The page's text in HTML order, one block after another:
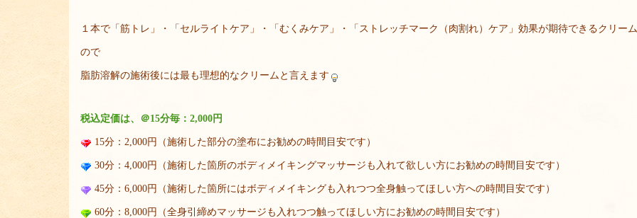
１本で「筋トレ」・「セルライトケア」・「むくみケア」・「ストレッチマーク（肉割れ）ケア」効果が期待できるクリー
ので
脂肪溶解の施術後には最も理想的なクリームと言えます
税込定価は、＠15分毎：2,000円
15分：2,000円（施術した部分の塗布にお勧めの時間目安です）
30分：4,000円（施術した箇所のボディメイキングマッサージも入れて欲しい方にお勧めの時間目安です）
45分：6,000円（施術した箇所にはボディメイキングも入れつつ全身触ってほしい方への時間目安です）
60分：8,000円（全身引締めマッサージも入れつつ触ってほしい方にお勧めの時間目安です）